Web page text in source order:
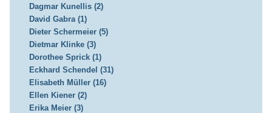
Dagmar Kunellis (2)
David Gabra (1)
Dieter Schermeier (5)
Dietmar Klinke (3)
Dorothee Sprick (1)
Eckhard Schendel (31)
Elisabeth Müller (16)
Ellen Kiener (2)
Erika Meier (3)